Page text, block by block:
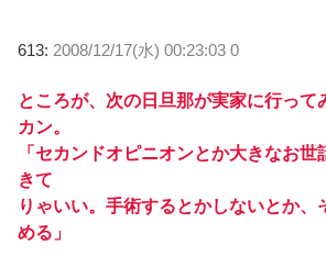
613: 2008/12/17(水) 00:23:03 0
ところが、次の日旦那が実家に行って
カン。
「セカンドオピニオンとか大きなお
きて
りゃいい。手術するとかしないとか、
める」